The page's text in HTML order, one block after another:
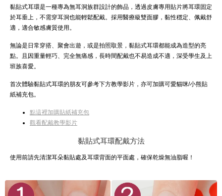
黏貼式耳環是一種專為無耳洞族群設計的飾品，透過皮膚專用貼片將耳環固定
於耳垂上，不需穿耳洞也能輕鬆配戴。採用醫療級雙面膠，黏性穩定、佩戴舒
適，適合敏感膚質使用。
無論是日常穿搭、聚會出遊，或是拍照取景，黏貼式耳環都能成為造型的亮
點。且因重量輕巧、完全無痛感，長時間配戴也不易造成不適，深受學生及上
班族喜愛。
首次體驗黏貼式耳環的朋友可參考下方教學影片，亦可加購可愛貓咪/小熊貼
紙補充包。
點這裡加購貼紙補充包
觀看配戴教學影片
黏貼式耳環配戴方法
使用前請先清潔耳朵黏貼處及耳環背面的平面處，確保乾燥無油脂喔！